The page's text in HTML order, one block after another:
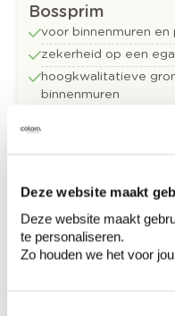
Deze website maakt
Deze website maakt
te personaliseren.
Zo houden we het voor
Bossprim
voor binnenmuren en
zekerheid op een
hoogkwalitatieve
binnenmuren
Vanaf
Ontdek meer